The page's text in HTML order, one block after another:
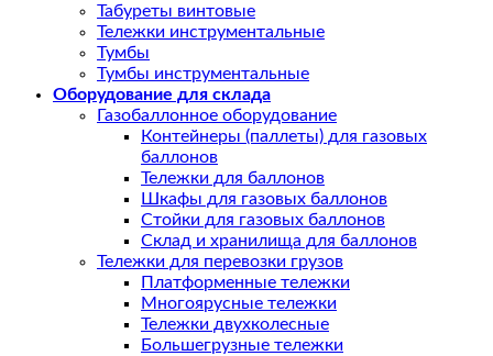
Табуреты винтовые
Тележки инструментальные
Тумбы
Тумбы инструментальные
Оборудование для склада
Газобаллонное оборудование
Контейнеры (паллеты) для газовых
баллонов
Тележки для баллонов
Шкафы для газовых баллонов
Стойки для газовых баллонов
Склад и хранилища для баллонов
Тележки для перевозки грузов
Платформенные тележки
Многоярусные тележки
Тележки двухколесные
Большегрузные тележки